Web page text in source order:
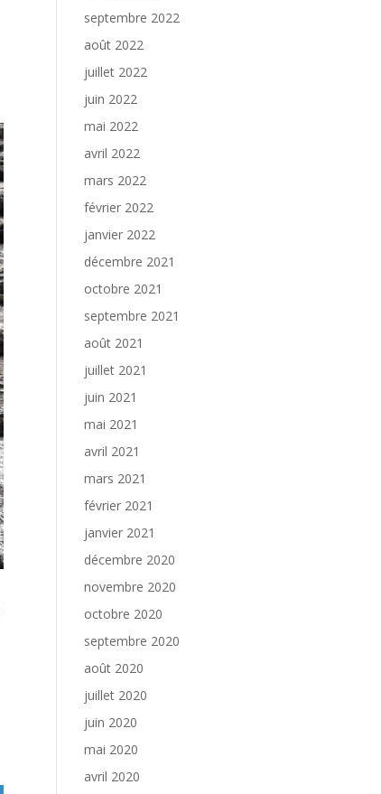
septembre 2022
août 2022
juillet 2022
juin 2022
mai 2022
avril 2022
mars 2022
février 2022
janvier 2022
décembre 2021
octobre 2021
septembre 2021
août 2021
juillet 2021
juin 2021
mai 2021
avril 2021
mars 2021
février 2021
janvier 2021
décembre 2020
novembre 2020
octobre 2020
septembre 2020
août 2020
juillet 2020
juin 2020
mai 2020
avril 2020